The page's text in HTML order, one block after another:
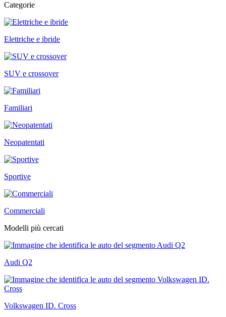
Categorie
Elettriche e ibride
SUV e crossover
Familiari
Neopatentati
Sportive
Commerciali
Modelli più cercati
Audi Q2
Volkswagen ID. Cross